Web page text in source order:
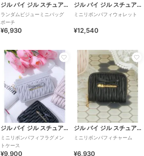
ジル バイ ジル スチュアート
ランダムビジューミニバッグ
ポーチ
¥6,930
ジル バイ ジル スチュアート
ミニリボンパフィウォレット
¥12,540
ジル バイ ジル スチュアート
ミニリボンパフィフラグメン
トケース
¥9,900
ジル バイ ジル スチュアート
ミニリボンパフィチャーム
¥6,930